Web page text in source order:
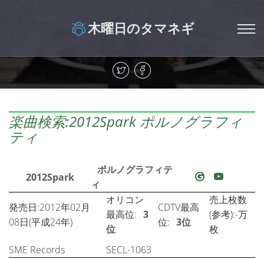
木曜日のタマネギ
楽曲検索:2012Spark ポルノグラフィ
ティ
2012Spark
ポルノグラフィテ
ィ
発売日:2012年02月
08日(平成24年)
オリコン
最高位: 3
位
CDTV最高
位: 3位
売上枚数
(参考):-万
枚
SME Records
SECL-1063